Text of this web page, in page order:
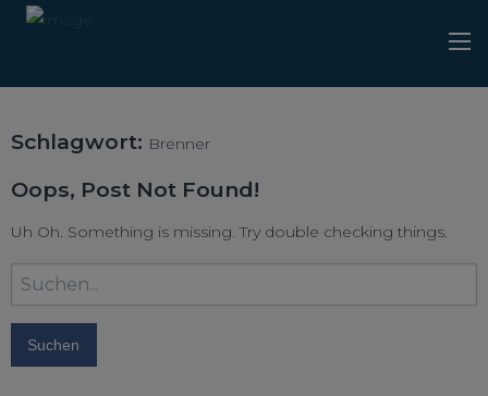
Schlagwort: Brenner
Oops, Post Not Found!
Uh Oh. Something is missing. Try double checking things.
Suchbegriff
eingeben: